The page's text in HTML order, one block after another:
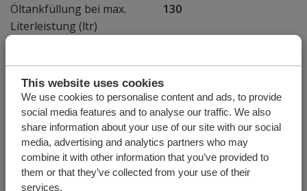
This website uses cookies
We use cookies to personalise content and ads, to provide
social media features and to analyse our traffic. We also
share information about your use of our site with our social
media, advertising and analytics partners who may
combine it with other information that you’ve provided to
them or that they’ve collected from your use of their
services.
Öltankfüllung bei max.
Literleistung (ltr)
130
Öltyp: mineralisch und biologisch (hees)
Temperaturbereich:
ISO VG32 = -15 < 30 °C
ISO VG46 = 15 < 40 °C
ISO VG22 = 15 < 0 °C